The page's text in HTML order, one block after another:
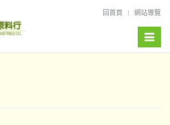
回首頁 網站導覽
Toggle